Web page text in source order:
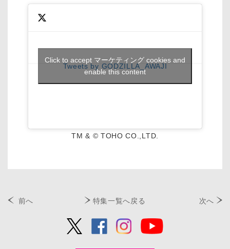
Tweets by GODZILLA_AWAJI
Click to accept マーケティング cookies and
enable this content
TM & © TOHO CO.,LTD.
前へ 特集一覧へ戻る 次へ